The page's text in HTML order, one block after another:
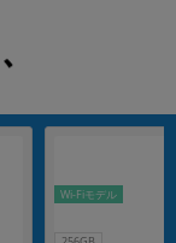
Wi-Fiモデル